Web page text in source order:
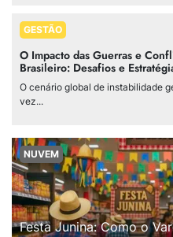
GESTÃO
O Impacto das Guerras e
Brasileiro: Desafios e
O cenário global de instabilidade
vez...
NUVEM
Festa Junina: Como o